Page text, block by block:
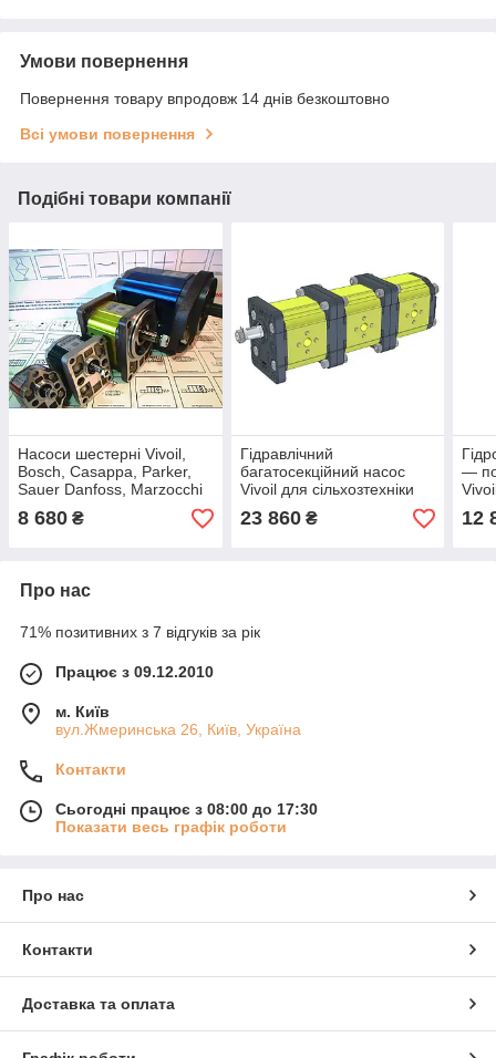
Умови повернення
Повернення товару впродовж 14 днів безкоштовно
Всі умови повернення
Подібні товари компанії
Насоси шестерні Vivoil,
Bosch, Casappa, Parker,
Sauer Danfoss, Marzocchi
8 680 ₴
Гідравлічний
багатосекційний насос
Vivoil для сільхозтехніки
23 860₴
—
12
Про нас
71% позитивних з 7 відгуків за рік
Працює з 09.12.2010
м. Київ
вул.Жмеринська 26, Київ, Україна
Контакти
Сьогодні працює з 08:00 до 17:30
Показати весь графік роботи
Про нас
Контакти
Доставка та оплата